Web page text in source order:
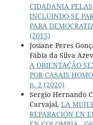
CIDADANIA
INCLUINDO-SE
PARA
(2015)
Josiane Peres
Fábia da Silva
A ORIENTAÇÃO
POR CASAIS
n. 2 (2020)
Sergio Hernando
Carvajal, LA
REPARACIÓN EN